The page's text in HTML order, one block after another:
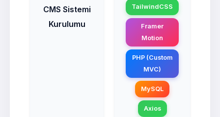
CMS Sistemi
Kurulumu
TailwindCSS
Framer
Motion
PHP (Custom
MVC)
MySQL
Axios